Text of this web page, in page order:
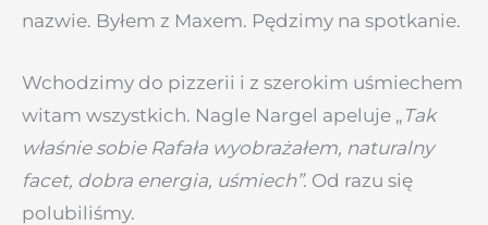
nazwie. Byłem z Maxem. Pędzimy na spotkanie.
Wchodzimy do pizzerii i z szerokim uśmiechem
witam wszystkich. Nagle Nargel apeluje „ Tak
właśnie sobie Rafała wyobrażałem, naturalny
facet, dobra energia, uśmiech”. Od razu się
polubiliśmy.